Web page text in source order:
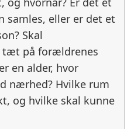
samles, eller er det et
Skal
tæt på forældrenes
en alder, hvor
nærhed? Hvilke rum
og hvilke skal kunne